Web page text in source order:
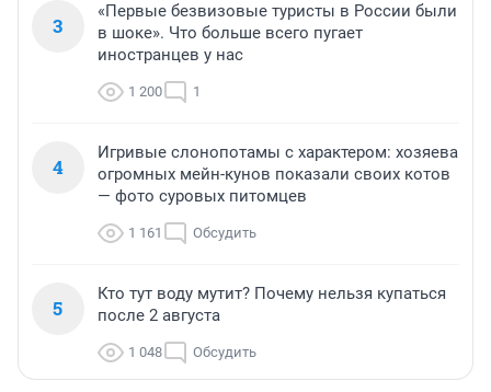
3
«Первые безвизовые туристы в России были
в шоке». Что больше всего пугает
иностранцев у нас
1 200 1
4
Игривые слонопотамы с характером: хозяева
огромных мейн-кунов показали своих котов
— фото суровых питомцев
1 161 Обсудить
5
Кто тут воду мутит? Почему нельзя купаться
после 2 августа
1 048 Обсудить